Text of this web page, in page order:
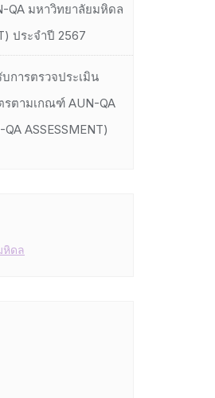
QA มหาวิทยาลัยมหิดล
ประจำปี 2567
การตรวจประเมิน
ตามเกณฑ์ AUN-QA
ASSESSMENT)
หิดล